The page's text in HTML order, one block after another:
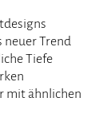
neuer Trend
Tiefe
mit ähnlichen